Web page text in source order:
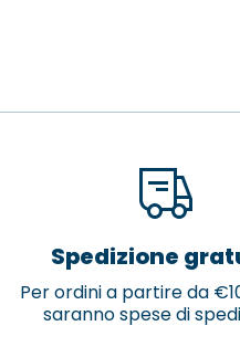
Spedizione
Per ordini a partire da
saranno spese di